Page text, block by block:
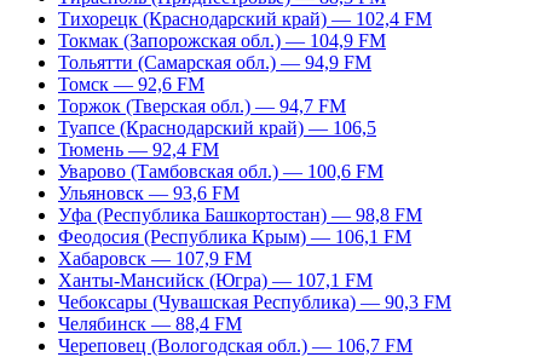
Тихорецк (Краснодарский край) — 102,4 FM
Токмак (Запорожская обл.) — 104,9 FM
Тольятти (Самарская обл.) — 94,9 FM
Томск — 92,6 FM
Торжок (Тверская обл.) — 94,7 FM
Туапсе (Краснодарский край) — 106,5
Тюмень — 92,4 FM
Уварово (Тамбовская обл.) — 100,6 FM
Ульяновск — 93,6 FM
Уфа (Республика Башкортостан) — 98,8 FM
Феодосия (Республика Крым) — 106,1 FM
Хабаровск — 107,9 FM
Ханты-Мансийск (Югра) — 107,1 FM
Чебоксары (Чувашская Республика) — 90,3 FM
Челябинск — 88,4 FM
Череповец (Вологодская обл.) — 106,7 FM